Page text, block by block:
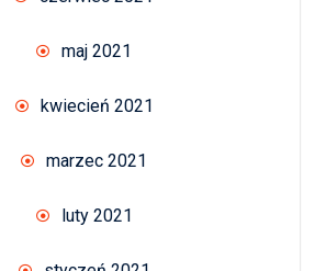
maj 2021
kwiecień 2021
marzec 2021
luty 2021